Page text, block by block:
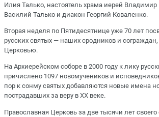
Илия Талько, настоятель храма иерей Владимир
Василий Талько и диакон Георгий Коваленко.
Вторая неделя по Пятидесятнице уже 70 лет
русских святых — наших сродников и
Церковью.
На Архиерейском соборе в 2000 году к лику
причислено 1097 новомучеников и
пор к сонму святых добавляются новые имена
пострадавших за веру в ХХ веке.
Православная Церковь за две тысячи лет